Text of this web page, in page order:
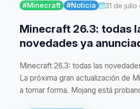
#Minecraft #Noticia 31 de julio
Minecraft 26.3: todas
novedades ya
Minecraft 26.3: todas las
La próxima gran actualización de
a tomar forma. Mojang está